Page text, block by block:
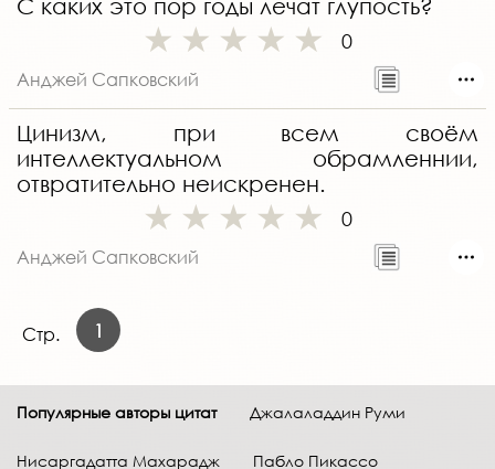
С каких это пор годы лечат глупость?
0
Анджей Сапковский
Цинизм, при всем своём
интеллектуальном обрамленнии,
отвратительно неискренен.
0
Анджей Сапковский
Стр. 1
Популярные авторы цитат Джалаладдин Руми
Нисаргадатта Махарадж Пабло Пикассо